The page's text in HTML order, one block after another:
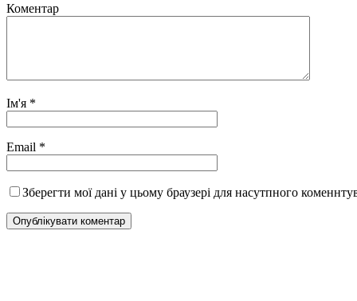
Коментар
Ім'я *
Email *
Зберегти мої дані у цьому браузері для насутпного